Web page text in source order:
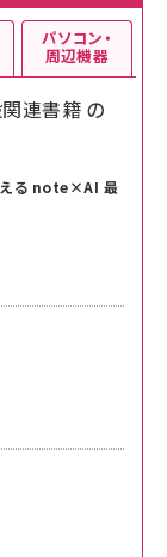
連書籍 の
える note×AI 最
パソコン・
周辺機器